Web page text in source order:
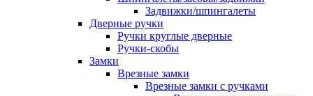
Задвижки/шпингалеты
Дверные ручки
Ручки круглые дверные
Ручки-скобы
Замки
Врезные замки
Врезные замки с ручками